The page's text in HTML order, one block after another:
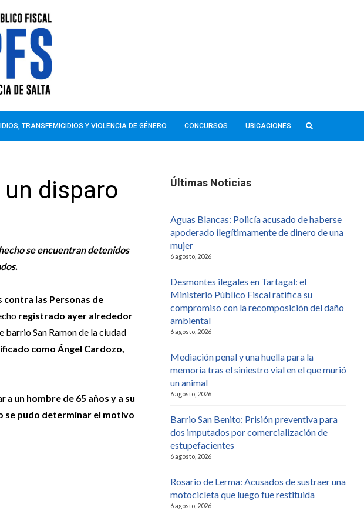
TRANSFEMICIDIOS Y VIOLENCIA DE GÉNERO CONCURSOS UBICACIONES
disparo
se encuentran detenidos
contra las Personas de
registrado ayer alrededor
barrio San Ramon de la ciudad
como Ángel Cardozo,
a un hombre de 65 años y a su
se pudo determinar el motivo
Últimas Noticias
Aguas Blancas: Policía acusado de haberse
apoderado ilegítimamente de dinero de una
mujer
6 agosto, 2026
Desmontes ilegales en Tartagal: el
Ministerio Público Fiscal ratifica su
compromiso con la recomposición del daño
ambiental
6 agosto, 2026
Mediación penal y una huella para la
memoria tras el siniestro vial en el que murió
un animal
6 agosto, 2026
Barrio San Benito: Prisión preventiva para
dos imputados por comercialización de
estupefacientes
6 agosto, 2026
Rosario de Lerma: Acusados de sustraer una
motocicleta que luego fue restituida
6 agosto, 2026